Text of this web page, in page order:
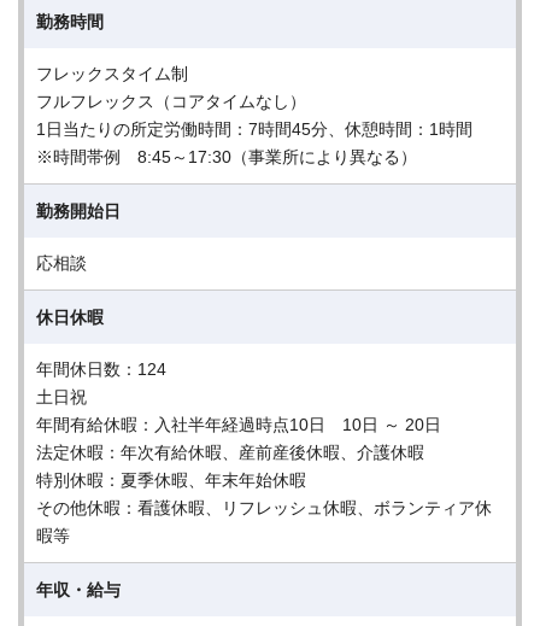
勤務時間
フレックスタイム制
フルフレックス（コアタイムなし）
1日当たりの所定労働時間：7時間45分、休憩時間：1時間
※時間帯例 8:45～17:30（事業所により異なる）
勤務開始日
応相談
休日休暇
年間休日数：124
土日祝
年間有給休暇：入社半年経過時点10日 10日 ～ 20日
法定休暇：年次有給休暇、産前産後休暇、介護休暇
特別休暇：夏季休暇、年末年始休暇
その他休暇：看護休暇、リフレッシュ休暇、ボランティア休
暇等
年収・給与